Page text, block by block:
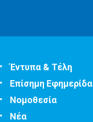
Έντυπα & Τέλη
Επίσημη Εφημερίδα
Νομοθεσία
Νέα